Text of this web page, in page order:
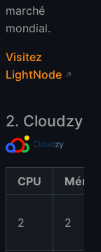
marché
mondial.
Visitez
LightNode
2. Cloudzy
CPU
2 2